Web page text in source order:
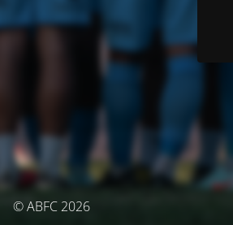
© ABFC 2026